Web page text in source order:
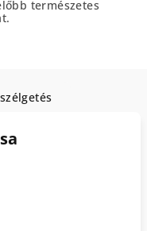
természetes